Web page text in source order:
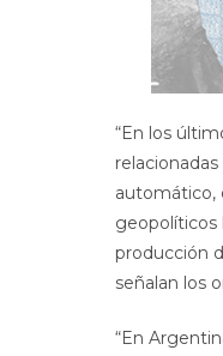
“En los
automático,
geopolíticos
producción
señalan los
“En